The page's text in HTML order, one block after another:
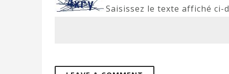
Saisissez le texte affiché ci-